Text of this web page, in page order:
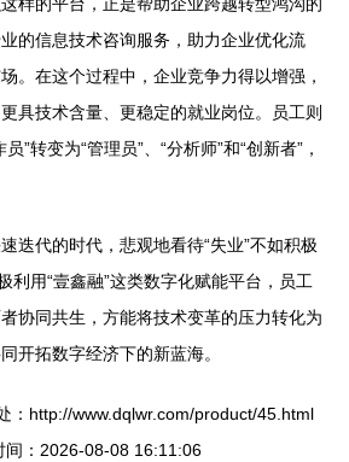
的信息技术咨询服务，助力企业优化流
。在这个过程中，企业竞争力得以增强，
具技术含量、更稳定的就业岗位。员工则
”转变为“管理员”、“分析师”和“创新者”，
迭代的时代，悲观地看待“失业”不如积极
利用“壹鑫融”这类数字化赋能平台，员工
协同共生，方能将技术变革的压力转化为
开拓数字经济下的新蓝海。
：http://www.dqlwr.com/product/45.html
间：2026-08-08 16:11:06